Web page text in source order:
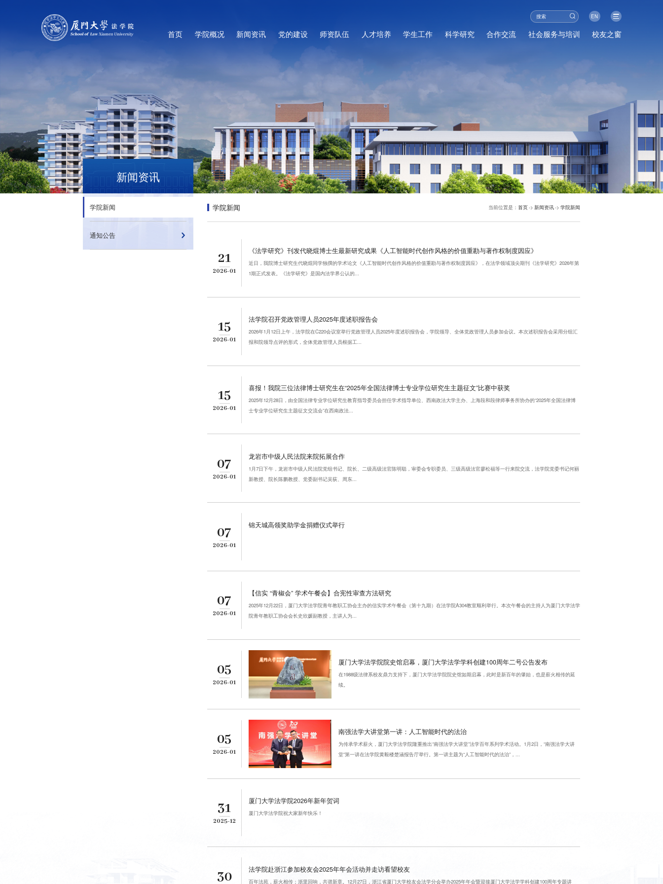
EN
首页 学院概况 新闻资讯 党的建设 师资队伍 人才培养 学生工作 科学研究 合作交流 社会服务与培训 校友之窗
新闻资讯
学院新闻
通知公告
学院新闻 当前位置是： 首页-> 新闻资讯-> 学院新闻
21
2026-01
《法学研究》刊发代晓焜博士生最新研究成果《人工智能时代创作风格的价值重勘与著作权制度因应》
近日，我院博士研究生代晓焜同学独撰的学术论文《人工智能时代创作风格的价值重勘与著作权制度因应》，在法学领域顶尖期刊《法学研究》2026年第
1期正式发表。《法学研究》是国内法学界公认的...
15
2026-01
法学院召开党政管理人员2025年度述职报告会
2026年1月12日上午，法学院在C220会议室举行党政管理人员2025年度述职报告会，学院领导、全体党政管理人员参加会议。本次述职报告会采用分组汇
报和院领导点评的形式，全体党政管理人员根据工...
15
2026-01
喜报！我院三位法律博士研究生在“2025年全国法律博士专业学位研究生主题征文”比赛中获奖
2025年12月28日，由全国法律专业学位研究生教育指导委员会担任学术指导单位、西南政法大学主办、上海段和段律师事务所协办的“2025年全国法律博
士专业学位研究生主题征文交流会”在西南政法...
07
2026-01
龙岩市中级人民法院来院拓展合作
1月7日下午，龙岩市中级人民法院党组书记、院长、二级高级法官陈明聪，审委会专职委员、三级高级法官廖松福等一行来院交流，法学院党委书记何丽
新教授、院长陈鹏教授、党委副书记吴荻、周东...
07
2026-01
锦天城高领奖助学金捐赠仪式举行
07
2026-01
【信实 “青椒会” 学术午餐会】合宪性审查方法研究
2025年12月22日，厦门大学法学院青年教职工协会主办的信实学术午餐会（第十九期）在法学院A304教室顺利举行。本次午餐会的主持人为厦门大学法学
院青年教职工协会会长史欣媛副教授，主讲人为...
05
2026-01
厦门大学法学院院史馆启幕，厦门大学法学学科创建100周年二号公告发布
在1988级法律系校友鼎力支持下，厦门大学法学院院史馆如期启幕，此时是新百年的肇始，也是薪火相传的延
续。
05
2026-01
南强法学大讲堂第一讲：人工智能时代的法治
为传承学术薪火，厦门大学法学院隆重推出“南强法学大讲堂”法学百年系列学术活动。1月2日，“南强法学大讲
堂”第一讲在法学院黄毅楼楚涵报告厅举行。第一讲主题为“人工智能时代的法治”，...
31
2025-12
厦门大学法学院2026年新年贺词
厦门大学法学院祝大家新年快乐！
30 法学院赴浙江参加校友会2025年年会活动并走访看望校友
百年法苑，薪火相传；浙里回响，共谱新章。12月27日，浙江省厦门大学校友会法学分会举办2025年年会暨迎接厦门大学法学学科创建100周年专题讲